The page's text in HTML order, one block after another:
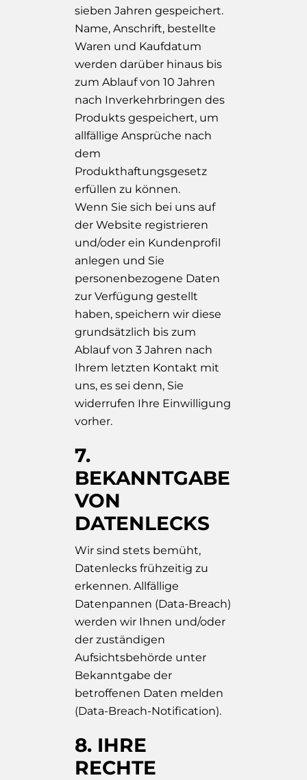
sieben Jahren gespeichert.
Name, Anschrift, bestellte
Waren und Kaufdatum
werden darüber hinaus bis
zum Ablauf von 10 Jahren
nach Inverkehrbringen des
Produkts gespeichert, um
allfällige Ansprüche nach
dem
Produkthaftungsgesetz
erfüllen zu können.
Wenn Sie sich bei uns auf
der Website registrieren
und/oder ein Kundenprofil
anlegen und Sie
personenbezogene Daten
zur Verfügung gestellt
haben, speichern wir diese
grundsätzlich bis zum
Ablauf von 3 Jahren nach
Ihrem letzten Kontakt mit
uns, es sei denn, Sie
widerrufen Ihre Einwilligung
vorher.
7.
BEKANNTGABE
VON
DATENLECKS
Wir sind stets bemüht,
Datenlecks frühzeitig zu
erkennen. Allfällige
Datenpannen (Data-Breach)
werden wir Ihnen und/oder
der zuständigen
Aufsichtsbehörde unter
Bekanntgabe der
betroffenen Daten melden
(Data-Breach-Notification).
8. IHRE
RECHTE